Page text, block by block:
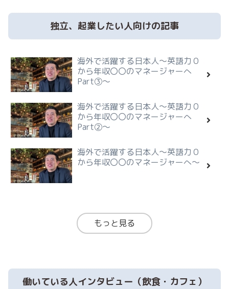
独立、起業したい人向けの記事
海外で活躍する日本人～英語力０
から年収〇〇のマネージャーへ
Part③～
海外で活躍する日本人～英語力０
から年収〇〇のマネージャーへ
Part②～
海外で活躍する日本人～英語力０
から年収〇〇のマネージャーへ～
もっと見る
働いている人インタビュー（飲食・カフェ）